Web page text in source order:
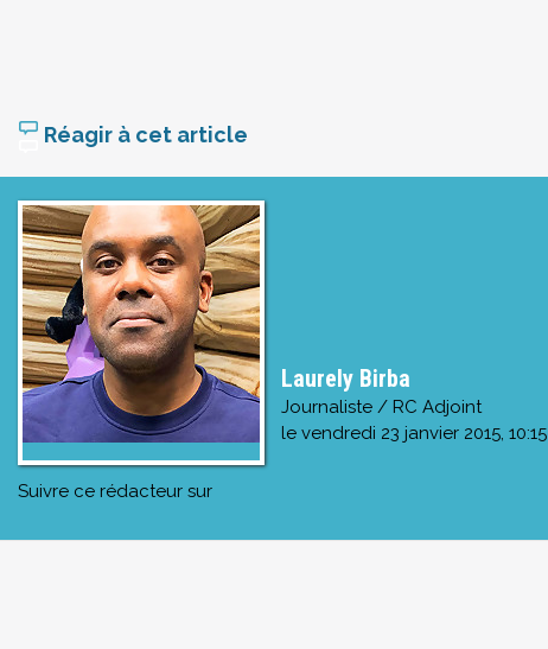
Réagir à cet article
Laurely Birba
Journaliste / RC Adjoint
le vendredi 23 janvier 2015, 10:15
Suivre ce rédacteur sur